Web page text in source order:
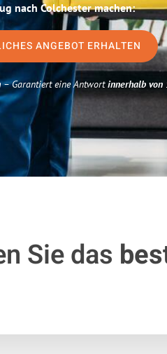
nach Colchester machen:
ANGEBOT ERHALTEN
– Garantiert eine Antwortinnerhalb von
Sie das